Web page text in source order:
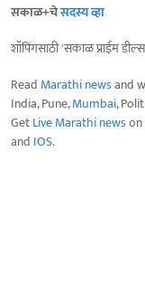
सकाळ+चेसदस्य व्हा
शॉपिंगसाठी 'सकाळ प्राईम
Read Marathi newsand
India, Pune,Mumbai,
GetLive Marathi news
and IOS.